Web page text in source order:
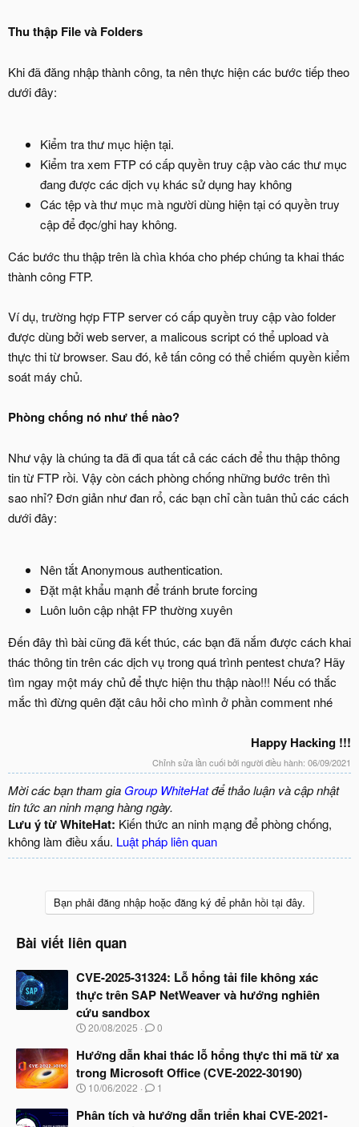
Thu thập File và Folders
Khi đã đăng nhập thành công, ta nên thực hiện các bước tiếp theo
dưới đây:
Kiểm tra thư mục hiện tại.
Kiểm tra xem FTP có cấp quyền truy cập vào các thư mục
đang được các dịch vụ khác sử dụng hay không
Các tệp và thư mục mà người dùng hiện tại có quyền truy
cập để đọc/ghi hay không.
Các bước thu thập trên là chìa khóa cho phép chúng ta khai thác
thành công FTP.
Ví dụ, trường hợp FTP server có cấp quyền truy cập vào folder
được dùng bởi web server, a malicous script có thể upload và
thực thi từ browser. Sau đó, kẻ tấn công có thể chiếm quyền kiểm
soát máy chủ.
Phòng chống nó như thế nào?
Như vậy là chúng ta đã đi qua tất cả các cách để thu thập thông
tin từ FTP rồi. Vậy còn cách phòng chống những bước trên thì
sao nhỉ? Đơn giản như đan rổ, các bạn chỉ cần tuân thủ các cách
dưới đây:
Nên tắt Anonymous authentication.
Đặt mật khẩu mạnh để tránh brute forcing
Luôn luôn cập nhật FP thường xuyên
Đến đây thì bài cũng đã kết thúc, các bạn đã nắm được cách khai
thác thông tin trên các dịch vụ trong quá trình pentest chưa? Hãy
tìm ngay một máy chủ để thực hiện thu thập nào!!! Nếu có thắc
mắc thì đừng quên đặt câu hỏi cho mình ở phần comment nhé
Happy Hacking !!!
Chỉnh sửa lần cuối bởi người điều hành: 06/09/2021
Mời các bạn tham gia Group WhiteHatđể thảo luận và cập nhật
tin tức an ninh mạng hàng ngày.
Lưu ý từ WhiteHat: Kiến thức an ninh mạng để phòng chống,
không làm điều xấu. Luật pháp liên quan
Bạn phải đăng nhập hoặc đăng ký để phản hồi tại đây.
Bài viết liên quan
CVE-2025-31324: Lỗ hổng tải file không xác
thực trên SAP NetWeaver và hướng nghiên
cứu sandbox
N
à
b
ắ
đ
20/08/2025 0
Hướng dẫn khai thác lỗ hổng thực thi mã từ xa
trong Microsoft Office (CVE-2022-30190)
N
à
10/06/2022 1
Phân tích và hướng dẫn triển khai CVE-2021-